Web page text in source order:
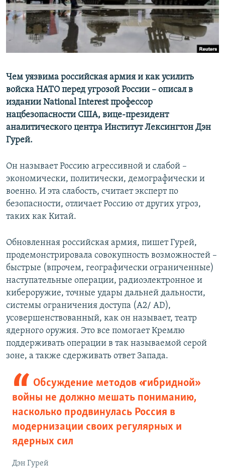
ПОБЕДИТЕЛЕЙ НЕ СУДЯТ?
КРЫМ.НЕПОКОРЕННЫЙ
ELIFBE
ПРИСОЕДИНЯЙТЕСЬ!
Все сайты RFE/RL
Чем уязвима российская армия и как усилить
войска НАТО перед угрозой России – описал в
издании National Interest профессор
нацбезопасности США, вице-президент
аналитического центра Институт Лексингтон Дэн
Гурей.
Он называет Россию агрессивной и слабой –
экономически, политически, демографически и
военно. И эта слабость, считает эксперт по
безопасности, отличает Россию от других угроз,
таких как Китай.
Обновленная российская армия, пишет Гурей,
продемонстрировала совокупность возможностей –
быстрые (впрочем, географически ограниченные)
наступательные операции, радиоэлектронное и
кибероружие, точные удары дальней дальности,
системы ограничения доступа (A2/ AD),
усовершенствованный, как он называет, театр
ядерного оружия. Это все помогает Кремлю
поддерживать операции в так называемой серой
зоне, а также сдерживать ответ Запада.
Обсуждение методов «гибридной»
войны не должно мешать пониманию,
насколько продвинулась Россия в
модернизации своих регулярных и
ядерных сил
Дэн Гурей